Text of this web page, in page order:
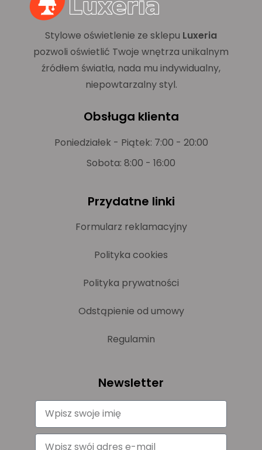
Stylowe oświetlenie ze sklepu Luxeria
pozwoli oświetlić Twoje wnętrza unikalnym
źródłem światła, nada mu indywidualny,
niepowtarzalny styl.
Obsługa klienta
Poniedziałek - Piątek: 7:00 - 20:00
Sobota: 8:00 - 16:00
Przydatne linki
Formularz reklamacyjny
Polityka cookies
Polityka prywatności
Odstąpienie od umowy
Regulamin
Newsletter